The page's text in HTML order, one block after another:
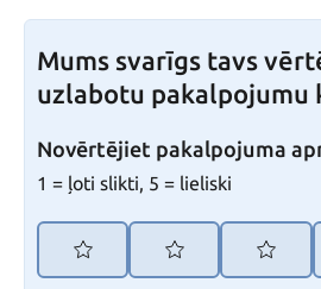
Mums svarīgs tavs
uzlabotu pakalpojumu
Novērtējiet pakalpojuma
1 = ļoti slikti, 5 = lieliski